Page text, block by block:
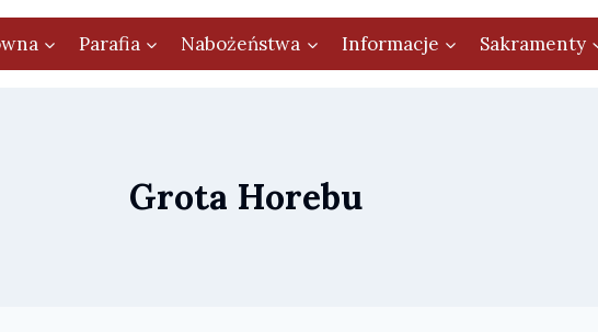
Parafia Nabożeństwa Informacje Sakramenty
Grota Horebu